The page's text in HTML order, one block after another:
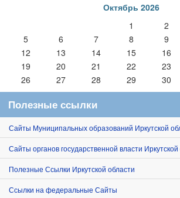
Октябрь 2026
1
2
5
6 7 8 9
12
13 14 15 16
19
20 21 22 23
26
27 28 29 30
Полезные ссылки
Сайты Муниципальных образований Иркутской
Сайты органов государственной власти Иркутской
Полезные Ссылки Иркутской области
Ссылки на федеральные Сайты